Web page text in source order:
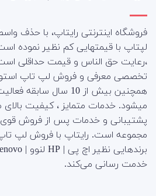
فروشگاه اینترنتی رایتاپ، با حذف
لپتاپ با قیمتهایی کم نظیر نموده
،رعایت حق الناس و قیمت حداقلی
تخصصی معرفی و فروش لپ تاپ
همچنین بیش از 10 سال
میشود. خدمات متمایز ، کیفیت
پشتیبانی و خدمات پس از فروش قوی
مجموعه است. رایتاپ با فروش لپ
خدمت رسانی می‌کند.